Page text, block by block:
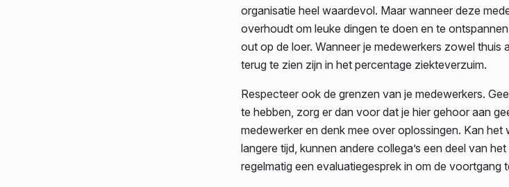
organisatie heel waardevol. Maar wanneer deze
overhoudt om leuke dingen te doen en te
out op de loer. Wanneer je medewerkers zowel thuis
terug te zien zijn in het percentage ziekteverzuim.
Respecteer ook de grenzen van je medewerkers.
te hebben, zorg er dan voor dat je hier gehoor aan
medewerker en denk mee over oplossingen. Kan
langere tijd, kunnen andere collega’s een deel van
regelmatig een evaluatiegesprek in om de voortgang